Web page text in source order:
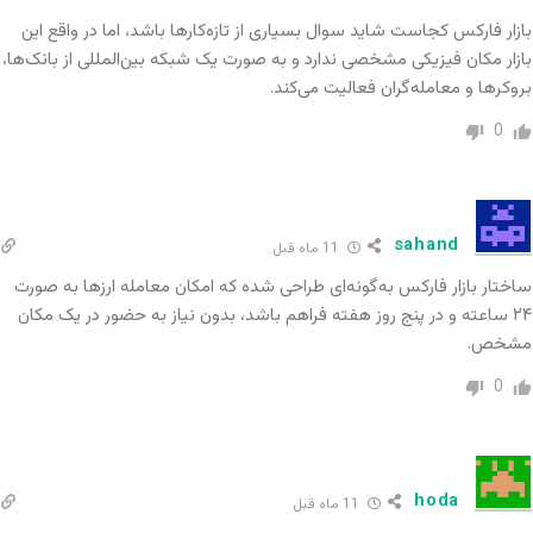
از تغییرات کوتاه‌مدت نرخ ارزها هستند.
نحوه انجام معاملات در بازار فارکس
معاملاتی استفاده می‌کنند که به آن‌ها امکان خرید و
فروش ارزها به صورت آنلاین را می‌دهد. این پلتفرم‌ها
معمولاً توسط کارگزاری‌های فارکس ارائه می‌شوند و
ابزارهایی برای تحلیل فنی و بنیادی در اختیار
معامله‌گران قرار می‌دهند. با استفاده از تحلیل
قیمتی می‌پردازند تا نقاط ورود و خروج مناسب را پیدا
کنند. تحلیل بنیادی نیز به مطالعه عوامل اقتصادی و
بازار فارکس کجاست شاید سوال بسیاری از تازه‌کارها باشد، اما در واقع این
بازار مکان فیزیکی مشخصی ندارد و به صورت یک شبکه بین‌المللی از بانک‌ها،
بروکرها و معامله‌گران فعالیت می‌کند.
0
sahand
ساختار بازار فارکس به‌گونه‌ای طراحی شده که امکان معامله ارزها به صورت
۲۴ ساعته و در پنج روز هفته فراهم باشد، بدون نیاز به حضور در یک مکان
مشخص.
0
hoda